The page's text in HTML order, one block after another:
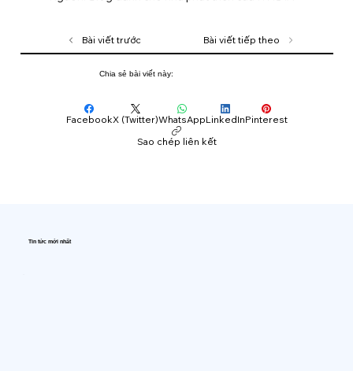
Bài viết trước Bài viết tiếp theo
Chia sẻ bài viết này:
FacebookX (Twitter)WhatsAppLinkedInPinterest
Sao chép liên kết
Tin tức mới nhất